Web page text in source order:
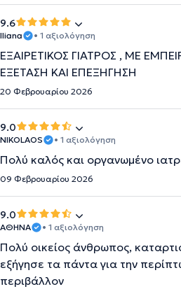
9.6
Iliana • 1 αξιολόγηση
ΕΞΑΙΡΕΤΙΚΟΣ ΓΙΑΤΡΟΣ , ΜΕ
ΕΞΕΤΑΣΗ ΚΑΙ ΕΠΕΞΗΓΗΣΗ
20 Φεβρουαρίου 2026
9.0
NIKOLAOS • 1 αξιολόγηση
Πολύ καλός και οργανωμένο
09 Φεβρουαρίου 2026
9.0
ΑΘΗΝΑ • 1 αξιολόγηση
Πολύ οικείος άνθρωπος,
εξήγησε τα πάντα για την
περιβάλλον